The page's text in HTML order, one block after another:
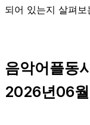
되어 있는지 살펴
음악어플동
2026년06